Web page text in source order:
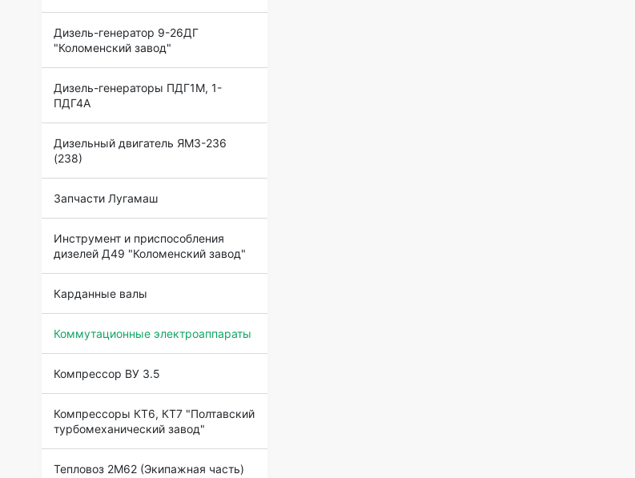
Дизель-генератор 9-26ДГ
"Коломенский завод"
Дизель-генераторы ПДГ1М, 1-
ПДГ4А
Дизельный двигатель ЯМЗ-236
(238)
Запчасти Лугамаш
Инструмент и приспособления
дизелей Д49 "Коломенский завод"
Карданные валы
Коммутационные электроаппараты
Компрессор ВУ 3.5
Компрессоры КТ6, КТ7 "Полтавский
турбомеханический завод"
Тепловоз 2М62 (Экипажная часть)